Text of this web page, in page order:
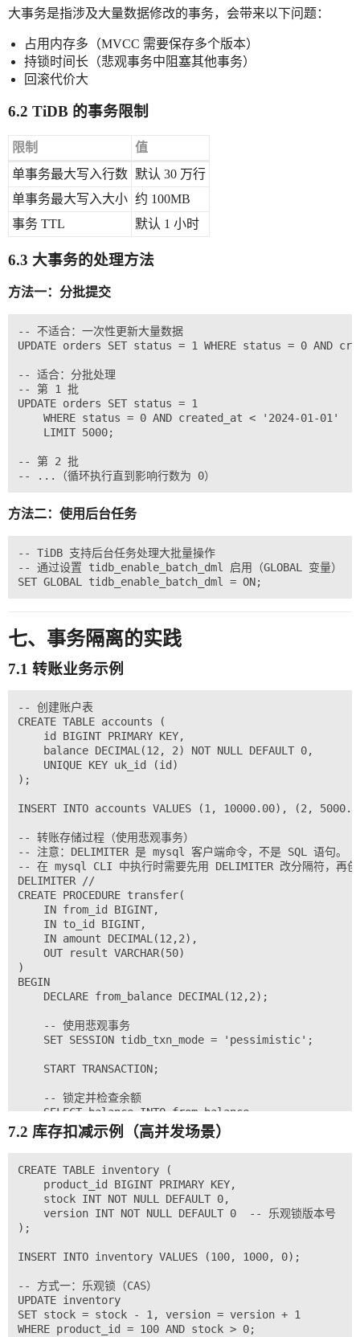
大事务是指涉及大量数据修改的事务，会带来以下问题：
占用内存多（MVCC 需要保存多个版本）
持锁时间长（悲观事务中阻塞其他事务）
回滚代价大
6.2 TiDB 的事务限制
限制
值
单事务最大写入行数 默认 30 万行
单事务最大写入大小 约 100MB
事务 TTL
默认 1 小时
6.3 大事务的处理方法
方法一：分批提交
-- 不适合：一次性更新大量数据
UPDATE orders SET status = 1 WHERE status = 0 AND
-- 适合：分批处理
-- 第 1 批
UPDATE orders SET status = 1
    WHERE status = 0 AND created_at < '2024-01-01'
    LIMIT 5000;
-- 第 2 批
方法二：使用后台任务
-- TiDB 支持后台任务处理大批量操作
-- 通过设置 tidb_enable_batch_dml 启用（GLOBAL 变量）
七、事务隔离的实践
7.1 转账业务示例
-- 创建账户表
CREATE TABLE accounts (
    id BIGINT PRIMARY KEY,
    balance DECIMAL(12, 2) NOT NULL DEFAULT 0,
    UNIQUE KEY uk_id (id)
);
INSERT INTO accounts VALUES (1, 10000.00), (2,
-- 转账存储过程（使用悲观事务）
-- 注意：DELIMITER 是 mysql 客户端命令，不是 SQL 语句。
-- 在 mysql CLI 中执行时需要先用 DELIMITER 改分隔符，再创
DELIMITER //
CREATE PROCEDURE transfer(
    IN from_id BIGINT,
    IN to_id BIGINT,
    IN amount DECIMAL(12,2),
    OUT result VARCHAR(50)
)
BEGIN
    DECLARE from_balance DECIMAL(12,2);
    -- 使用悲观事务
    SET SESSION tidb_txn_mode = 'pessimistic';
    START TRANSACTION;
    -- 锁定并检查余额
    SELECT balance INTO from_balance
    FROM accounts WHERE id = from_id FOR UPDATE;
        ROLLBACK;
        SET result = 'INSUFFICIENT_BALANCE';
    ELSE
UPDATE accounts SET balance = balance -
UPDATE accounts SET balance = balance +
        SET result = 'SUCCESS';
END //
DELIMITER ;
-- 调用转账
7.2 库存扣减示例（高并发场景）
CREATE TABLE inventory (
    product_id BIGINT PRIMARY KEY,
    stock INT NOT NULL DEFAULT 0,
    version INT NOT NULL DEFAULT 0  -- 乐观锁版本号
);
INSERT INTO inventory VALUES (100, 1000, 0);
-- 方式一：乐观锁（CAS）
UPDATE inventory
SET stock = stock - 1, version = version + 1
WHERE product_id = 100 AND stock > 0;